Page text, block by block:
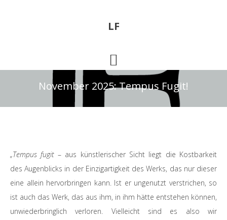
LF
November 2025: Tempus Fugit!
„Tempus fugit– aus künstlerischer Sicht liegt die Kostbarkeit
des Augenblicks in der Einzigartigkeit des Werks, das nur dieser
eine allein hervorbringen kann. Ist er ungenutzt verstrichen, so
ist auch das Werk, das aus ihm, in ihm hätte entstehen können,
unwiederbringlich verloren. Vielleicht sind es also wir